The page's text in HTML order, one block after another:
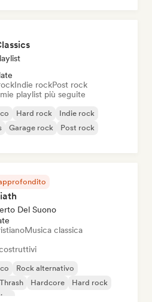
Indie rockPost rock
playlist più seguite
Hard rock
Indie rock
Garage rock
Post rock
Del Suono
Musica classica
Rock alternativo
Hardcore
Hard rock